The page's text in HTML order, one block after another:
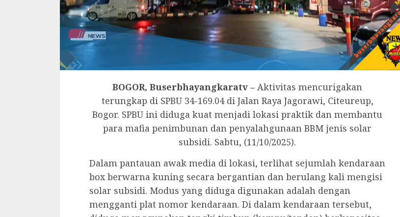
BOGOR, Buserbhayangkaratv – Aktivitas mencurigakan
terungkap di SPBU 34-169.04 di Jalan Raya Jagorawi, Citeureup,
Bogor. SPBU ini diduga kuat menjadi lokasi praktik dan membantu
para mafia penimbunan dan penyalahgunaan BBM jenis solar
subsidi. Sabtu, (11/10/2025).
‎Dalam pantauan awak media di lokasi, terlihat sejumlah kendaraan
box berwarna kuning secara bergantian dan berulang kali mengisi
solar subsidi. Modus yang diduga digunakan adalah dengan
mengganti plat nomor kendaraan. Di dalam kendaraan tersebut,